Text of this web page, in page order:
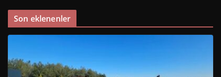
Son eklenenler